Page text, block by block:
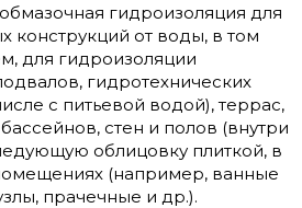
гидроизоляция для
конструкций от воды, в том
для гидроизоляции
гидротехнических
с питьевой водой), террас,
стен и полов (внутри
облицовку плиткой, в
(например, ванные
прачечные и др.).